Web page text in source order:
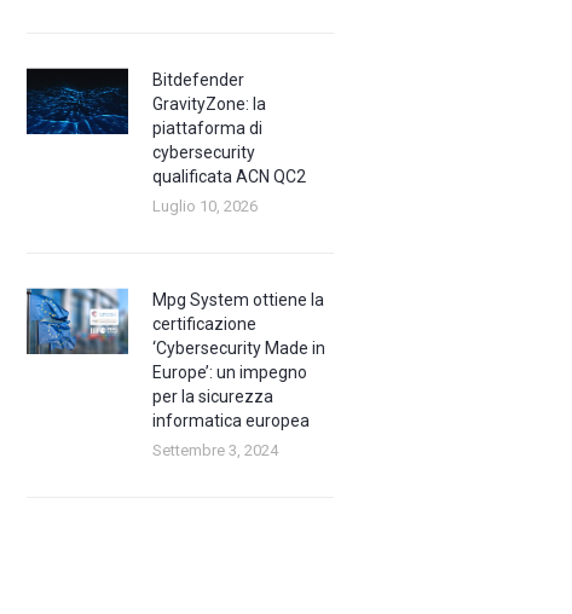
Bitdefender
GravityZone: la
piattaforma di
cybersecurity
qualificata ACN QC2
Luglio 10, 2026
Mpg System ottiene la
certificazione
‘Cybersecurity Made in
Europe’: un impegno
per la sicurezza
informatica europea
Settembre 3, 2024